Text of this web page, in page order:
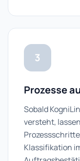
3
Prozesse
Sobald
versteht,
Klassifikation